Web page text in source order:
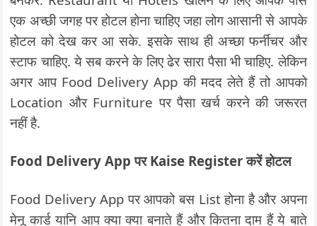
एक अच्छी जगह पर होटल होना चाहिए जहा लोग आसानी से आपके
होटल को देख कर आ सके. इसके साथ ही अच्छा फर्नीचर और
स्टाफ चाहिए. ये सब करने के लिए ढेर सारा पैसा भी चाहिए. लेकिन
अगर आप Food Delivery App की मदद लेते हैं तो आपको
Location और Furniture पर पैसा खर्च करने की जरूरत
नहीं है.
Food Delivery App पर Kaise Register करें होटल
Food Delivery App पर आपको बस List होना है और अपना
मेनू कार्ड यानि आप क्या क्या बनाते हैं और कितना दाम हैं ये बाते